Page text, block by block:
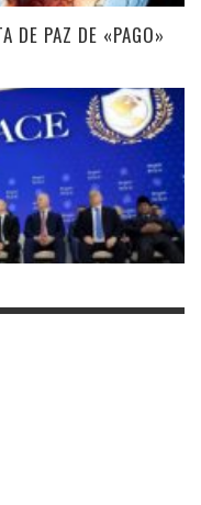
DE PAZ DE «PAGO»